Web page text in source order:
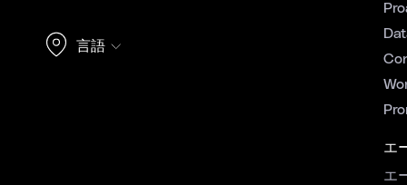
言語
エ
エ